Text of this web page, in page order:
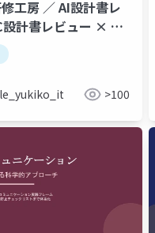
AI設計書レ
設計書レビュー × AI
】_202606221200
>100